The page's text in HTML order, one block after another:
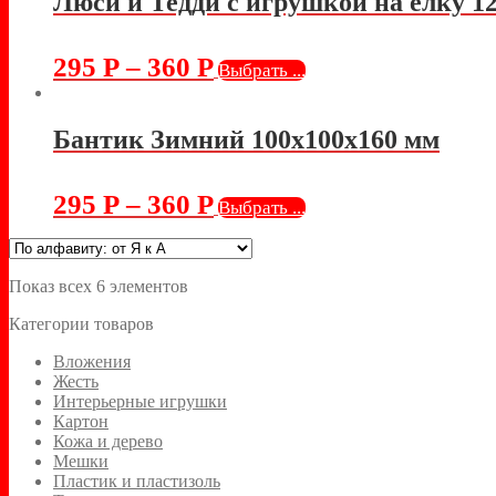
295 Р– 360 Р Выбрать ...
Бантик Зимний 100х100х160 мм
295 Р– 360 Р Выбрать ...
Показ всех 6 элементов
Категории товаров
Вложения
Жесть
Интерьерные игрушки
Картон
Кожа и дерево
Мешки
Пластик и пластизоль